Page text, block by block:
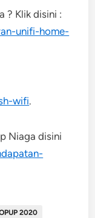
? Klik disini :
unifi-home-
wifi.
Niaga disini
2020